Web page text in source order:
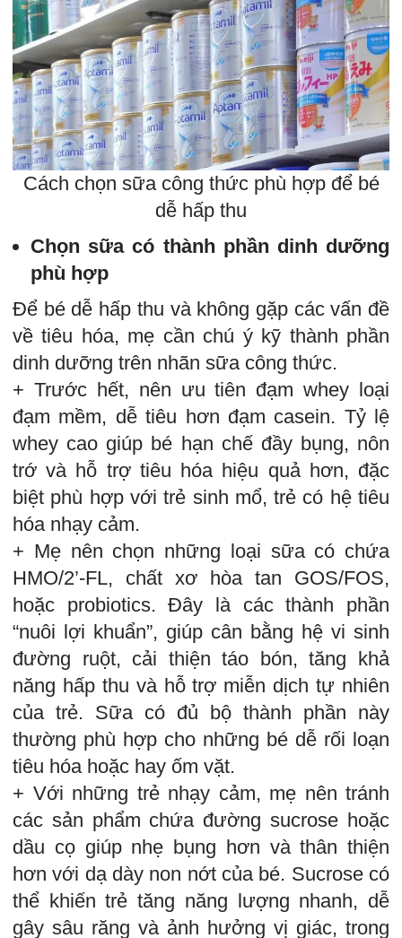
Cách chọn sữa công thức phù hợp để bé
dễ hấp thu
Chọn sữa có thành phần dinh dưỡng
phù hợp
Để bé dễ hấp thu và không gặp các vấn đề
về tiêu hóa, mẹ cần chú ý kỹ thành phần
dinh dưỡng trên nhãn sữa công thức.
+ Trước hết, nên ưu tiên đạm whey loại
đạm mềm, dễ tiêu hơn đạm casein. Tỷ lệ
whey cao giúp bé hạn chế đầy bụng, nôn
trớ và hỗ trợ tiêu hóa hiệu quả hơn, đặc
biệt phù hợp với trẻ sinh mổ, trẻ có hệ tiêu
hóa nhạy cảm.
+ Mẹ nên chọn những loại sữa có chứa
HMO/2’-FL, chất xơ hòa tan GOS/FOS,
hoặc probiotics. Đây là các thành phần
“nuôi lợi khuẩn”, giúp cân bằng hệ vi sinh
đường ruột, cải thiện táo bón, tăng khả
năng hấp thu và hỗ trợ miễn dịch tự nhiên
của trẻ. Sữa có đủ bộ thành phần này
thường phù hợp cho những bé dễ rối loạn
tiêu hóa hoặc hay ốm vặt.
+ Với những trẻ nhạy cảm, mẹ nên tránh
các sản phẩm chứa đường sucrose hoặc
dầu cọ giúp nhẹ bụng hơn và thân thiện
hơn với dạ dày non nớt của bé. Sucrose có
thể khiến trẻ tăng năng lượng nhanh, dễ
gây sâu răng và ảnh hưởng vị giác, trong